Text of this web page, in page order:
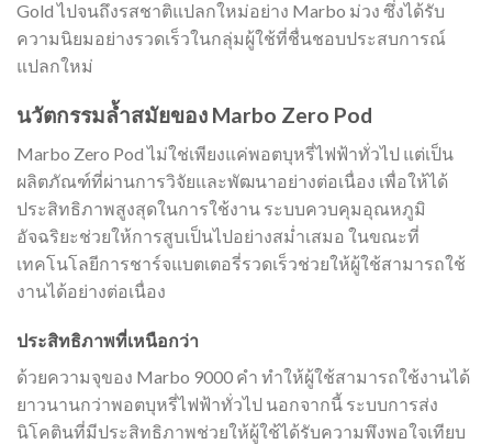
Gold ไปจนถึงรสชาติแปลกใหม่อย่าง Marbo ม่วง ซึ่งได้รับ
ความนิยมอย่างรวดเร็วในกลุ่มผู้ใช้ที่ชื่นชอบประสบการณ์
แปลกใหม่
นวัตกรรมล้ำสมัยของ Marbo Zero Pod
Marbo Zero Pod ไม่ใช่เพียงแค่พอตบุหรี่ไฟฟ้าทั่วไป แต่เป็น
ผลิตภัณฑ์ที่ผ่านการวิจัยและพัฒนาอย่างต่อเนื่อง เพื่อให้ได้
ประสิทธิภาพสูงสุดในการใช้งาน ระบบควบคุมอุณหภูมิ
อัจฉริยะช่วยให้การสูบเป็นไปอย่างสม่ำเสมอ ในขณะที่
เทคโนโลยีการชาร์จแบตเตอรี่รวดเร็วช่วยให้ผู้ใช้สามารถใช้
งานได้อย่างต่อเนื่อง
ประสิทธิภาพที่เหนือกว่า
ด้วยความจุของ Marbo 9000 คำ ทำให้ผู้ใช้สามารถใช้งานได้
ยาวนานกว่าพอตบุหรี่ไฟฟ้าทั่วไป นอกจากนี้ ระบบการส่ง
นิโคตินที่มีประสิทธิภาพช่วยให้ผู้ใช้ได้รับความพึงพอใจเทียบ